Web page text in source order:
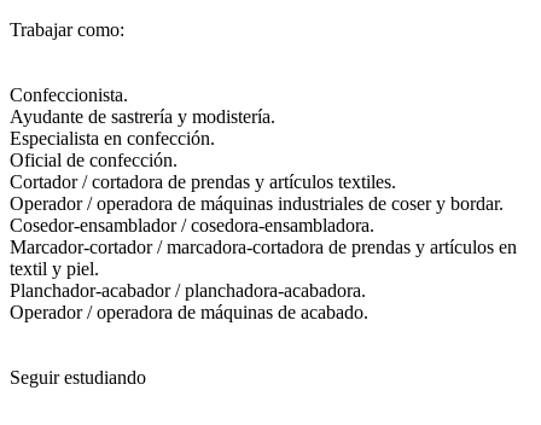
Trabajar como:
Confeccionista.
Ayudante de sastrería y modistería.
Especialista en confección.
Oficial de confección.
Cortador / cortadora de prendas y artículos textiles.
Operador / operadora de máquinas industriales de coser y bordar.
Cosedor-ensamblador / cosedora-ensambladora.
Marcador-cortador / marcadora-cortadora de prendas y artículos en
textil y piel.
Planchador-acabador / planchadora-acabadora.
Operador / operadora de máquinas de acabado.
Seguir estudiando